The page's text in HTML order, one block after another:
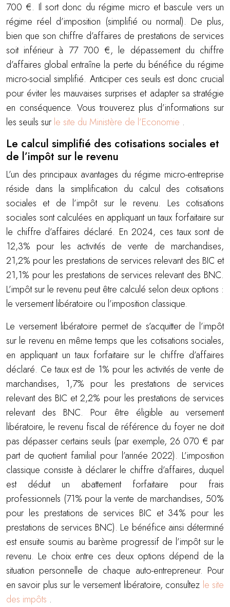
700 €. Il sort donc du régime micro et bascule vers un
régime réel d’imposition (simplifié ou normal). De plus,
bien que son chiffre d’affaires de prestations de services
soit inférieur à 77 700 €, le dépassement du chiffre
d’affaires global entraîne la perte du bénéfice du régime
micro-social simplifié. Anticiper ces seuils est donc crucial
pour éviter les mauvaises surprises et adapter sa stratégie
en conséquence. Vous trouverez plus d’informations sur
les seuils sur le site du Ministère de l’Economie .
Le calcul simplifié des cotisations sociales et
de l’impôt sur le revenu
L’un des principaux avantages du régime micro-entreprise
réside dans la simplification du calcul des cotisations
sociales et de l’impôt sur le revenu. Les cotisations
sociales sont calculées en appliquant un taux forfaitaire sur
le chiffre d’affaires déclaré. En 2024, ces taux sont de
12,3% pour les activités de vente de marchandises,
21,2% pour les prestations de services relevant des BIC et
21,1% pour les prestations de services relevant des BNC.
L’impôt sur le revenu peut être calculé selon deux options :
le versement libératoire ou l’imposition classique.
Le versement libératoire permet de s’acquitter de l’impôt
sur le revenu en même temps que les cotisations sociales,
en appliquant un taux forfaitaire sur le chiffre d’affaires
déclaré. Ce taux est de 1% pour les activités de vente de
marchandises, 1,7% pour les prestations de services
relevant des BIC et 2,2% pour les prestations de services
relevant des BNC. Pour être éligible au versement
libératoire, le revenu fiscal de référence du foyer ne doit
pas dépasser certains seuils (par exemple, 26 070 € par
part de quotient familial pour l’année 2022). L’imposition
classique consiste à déclarer le chiffre d’affaires, duquel
est déduit un abattement forfaitaire pour frais
professionnels (71% pour la vente de marchandises, 50%
pour les prestations de services BIC et 34% pour les
prestations de services BNC). Le bénéfice ainsi déterminé
est ensuite soumis au barème progressif de l’impôt sur le
revenu. Le choix entre ces deux options dépend de la
situation personnelle de chaque auto-entrepreneur. Pour
en savoir plus sur le versement libératoire, consultez le site
des impôts .